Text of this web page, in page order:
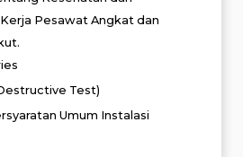
Pesawat Angkat dan
Test)
Umum Instalasi